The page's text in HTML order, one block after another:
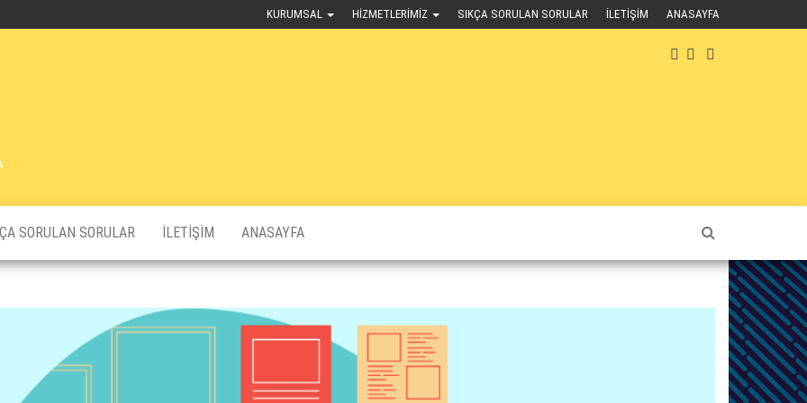
KURUMSAL HIZMETLERIMIZ SIKÇA SORULAN SORULAR İLETIŞIM ANASAYFA
SORULAN SORULAR İLETIŞIM ANASAYFA